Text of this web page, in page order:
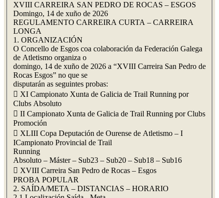
XVIII CARREIRA SAN PEDRO DE ROCAS – ESGOS
Domingo, 14 de xuño de 2026
REGULAMENTO CARREIRA CURTA – CARREIRA
LONGA
1. ORGANIZACIÓN
O Concello de Esgos coa colaboración da Federación Galega
de Atletismo organiza o
domingo, 14 de xuño de 2026 a “XVIII Carreira San Pedro de
Rocas Esgos” no que se
disputarán as seguintes probas:
 XI Campionato Xunta de Galicia de Trail Running por
Clubs Absoluto
 II Campionato Xunta de Galicia de Trail Running por Clubs
Promoción
 XLIII Copa Deputación de Ourense de Atletismo – I
ICampionato Provincial de Trail
Running
Absoluto – Máster – Sub23 – Sub20 – Sub18 – Sub16
 XVIII Carreira San Pedro de Rocas – Esgos
PROBA POPULAR
2. SAÍDA/META – DISTANCIAS – HORARIO